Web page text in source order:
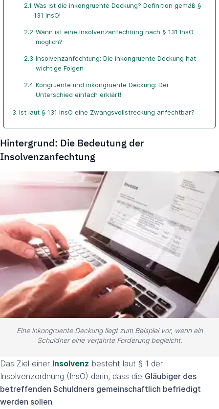
Was ist die inkongruente Deckung? Definition gemäß §
131 InsO!
Wann ist eine Insolvenzanfechtung nach § 131 InsO
möglich?
Insolvenzanfechtung: Die inkongruente Deckung hat
wichtige Folgen
Kongruente und inkongruente Deckung: Der
Unterschied einfach erklärt!
Ist laut § 131 InsO eine Zwangsvollstreckung anfechtbar?
Hintergrund: Die Bedeutung der
Insolvenzanfechtung
Eine inkongruente Deckung liegt zum Beispiel vor, wenn ein
Schuldner eine verjährte Forderung begleicht.
Das Ziel einer Insolvenz besteht laut § 1 der
Insolvenzordnung (InsO) darin, dass die Gläubiger des
betreffenden Schuldners gemeinschaftlich befriedigt
werden sollen.